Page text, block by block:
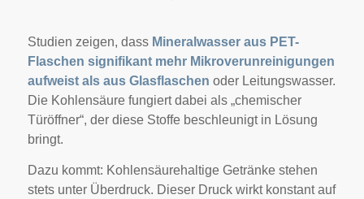
Studien zeigen, dass Mineralwasser aus PET-
Flaschen signifikant mehr Mikroverunreinigungen
aufweist als aus Glasflaschen oder Leitungswasser.
Die Kohlensäure fungiert dabei als „chemischer
Türöffner“, der diese Stoffe beschleunigt in Lösung
bringt.
Dazu kommt: Kohlensäurehaltige Getränke stehen
stets unter Überdruck. Dieser Druck wirkt konstant auf